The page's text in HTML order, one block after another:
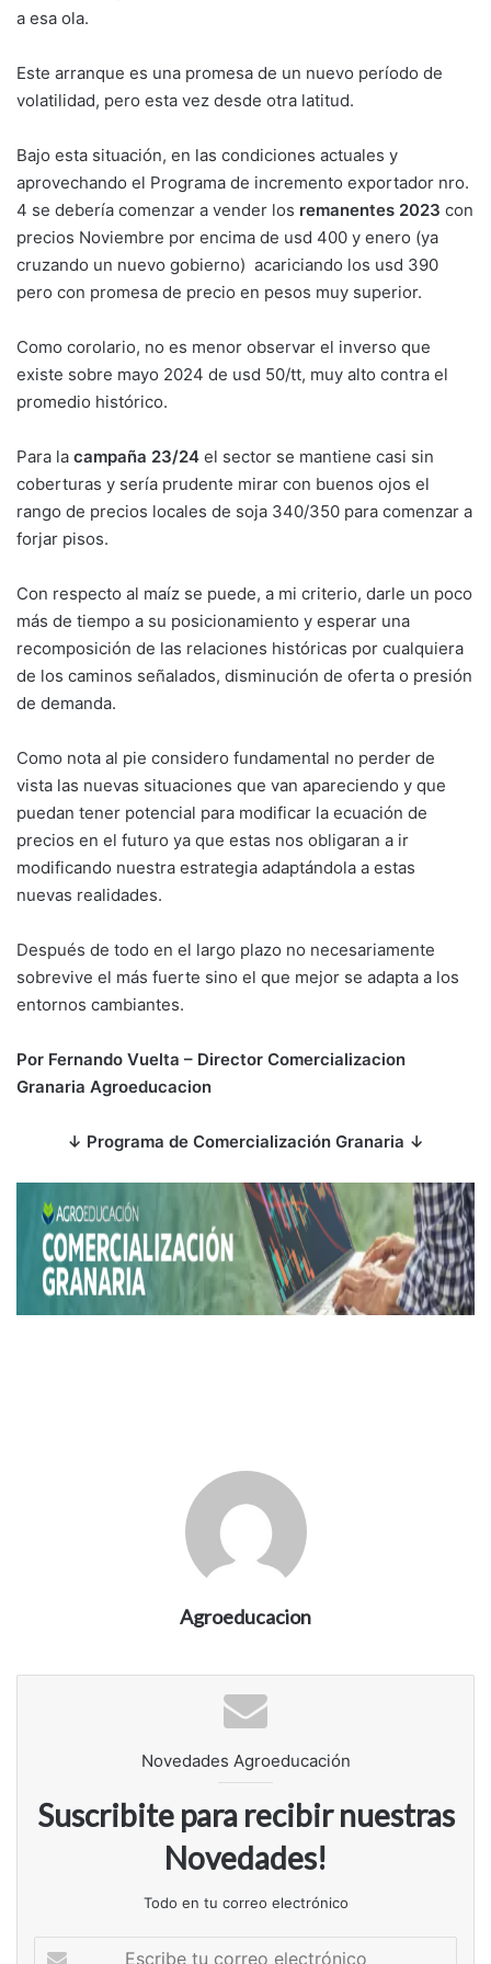
a esa ola.
Este arranque es una promesa de un nuevo período de
volatilidad, pero esta vez desde otra latitud.
Bajo esta situación, en las condiciones actuales y
aprovechando el Programa de incremento exportador nro.
4 se debería comenzar a vender los remanentes 2023 con
precios Noviembre por encima de usd 400 y enero (ya
cruzando un nuevo gobierno) acariciando los usd 390
pero con promesa de precio en pesos muy superior.
Como corolario, no es menor observar el inverso que
existe sobre mayo 2024 de usd 50/tt, muy alto contra el
promedio histórico.
Para la campaña 23/24 el sector se mantiene casi sin
coberturas y sería prudente mirar con buenos ojos el
rango de precios locales de soja 340/350 para comenzar a
forjar pisos.
Con respecto al maíz se puede, a mi criterio, darle un poco
más de tiempo a su posicionamiento y esperar una
recomposición de las relaciones históricas por cualquiera
de los caminos señalados, disminución de oferta o presión
de demanda.
Como nota al pie considero fundamental no perder de
vista las nuevas situaciones que van apareciendo y que
puedan tener potencial para modificar la ecuación de
precios en el futuro ya que estas nos obligaran a ir
modificando nuestra estrategia adaptándola a estas
nuevas realidades.
Después de todo en el largo plazo no necesariamente
sobrevive el más fuerte sino el que mejor se adapta a los
entornos cambiantes.
Por Fernando Vuelta – Director Comercializacion
Granaria Agroeducacion
↓ Programa de Comercialización Granaria ↓
Agroeducacion
Novedades Agroeducación
Suscribite para recibir nuestras
Novedades!
Todo en tu correo electrónico